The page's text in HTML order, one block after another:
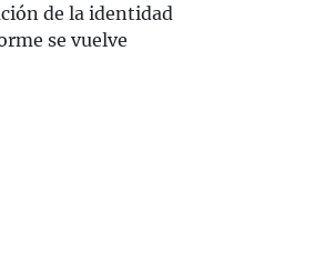
de la identidad
se vuelve